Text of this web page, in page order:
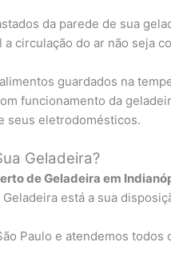
da parede de sua
circulação do ar não seja
guardados na
funcionamento da
seus eletrodomésticos.
Geladeira?
de Geladeira em
está a sua
Paulo e atendemos